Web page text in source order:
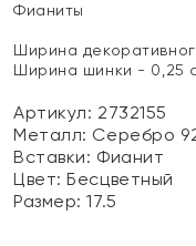
Фианиты
Ширина
Ширина шинки - 0,25
Артикул: 2732155
Металл: Серебро
Вставки: Фианит
Цвет:Бесцветный
Размер:17.5